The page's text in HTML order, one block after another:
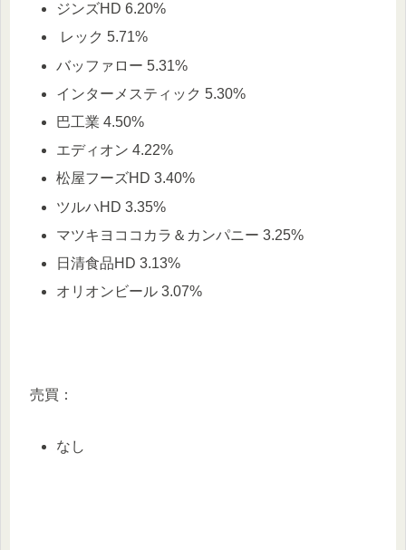
ジンズHD 6.20%
レック 5.71%
バッファロー 5.31%
インターメスティック 5.30%
巴工業 4.50%
エディオン 4.22%
松屋フーズHD 3.40%
ツルハHD 3.35%
マツキヨココカラ＆カンパニー 3.25%
日清食品HD 3.13%
オリオンビール 3.07%
売買：
なし